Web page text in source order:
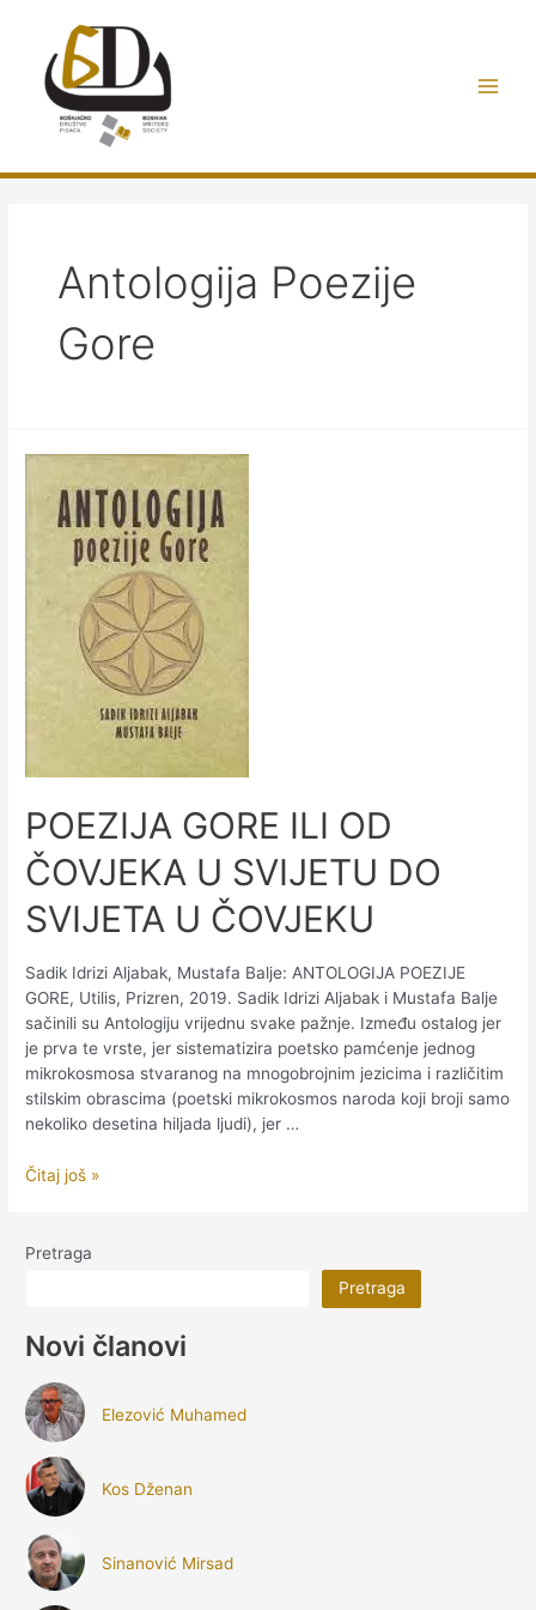
sadržaja
Antologija Poezije
Gore
POEZIJA GORE ILI OD
ČOVJEKA U SVIJETU DO
SVIJETA U ČOVJEKU
Sadik Idrizi Aljabak, Mustafa Balje: ANTOLOGIJA POEZIJE
GORE, Utilis, Prizren, 2019. Sadik Idrizi Aljabak i Mustafa Balje
sačinili su Antologiju vrijednu svake pažnje. Između ostalog jer
je prva te vrste, jer sistematizira poetsko pamćenje jednog
mikrokosmosa stvaranog na mnogobrojnim jezicima i različitim
stilskim obrascima (poetski mikrokosmos naroda koji broji samo
nekoliko desetina hiljada ljudi), jer …
POEZIJA
OD
DO
U
ČOVJEKU
Čitaj još »
Pretraga
Pretraga
Novi članovi
Elezović Muhamed
Kos Dženan
Sinanović Mirsad